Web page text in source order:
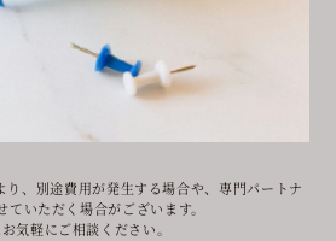
、別途費用が発生する場合や、専門パートナ
ていただく場合がございます。
気軽にご相談ください。